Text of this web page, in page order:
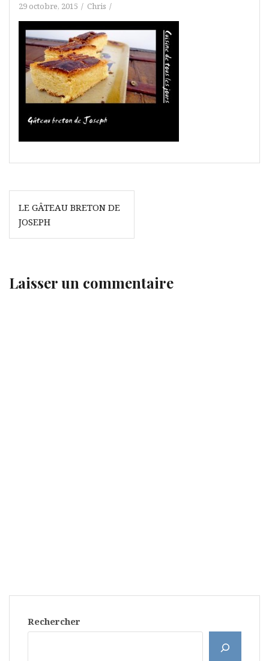
29 octobre, 2015 Chris
Navigation
de
l’article
LE GÂTEAU BRETON DE
JOSEPH
Laisser un commentaire
Rechercher